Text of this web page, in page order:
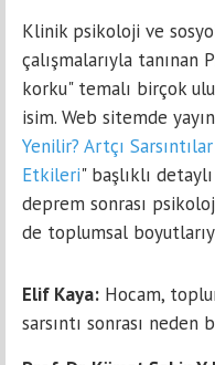
Klinik psikoloji ve
çalışmalarıyla tanınan
korku" temalı birçok
isim. Web sitemde
Yenilir? Artçı
Etkileri" başlıklı
deprem sonrası
de toplumsal
Elif Kaya: Hocam,
sarsıntı sonrası neden